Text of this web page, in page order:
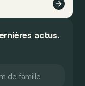
actus.